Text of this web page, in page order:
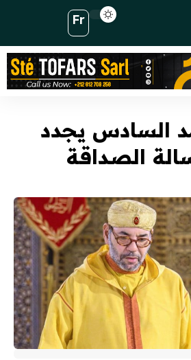
Fr
السادس يجدد
الصداقة